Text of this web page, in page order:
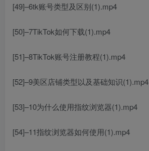
[49]–6tk账号类型及区别(1).mp4
[50]–7TikTok如何下载(1).mp4
[51]–8TikTok账号注册教程(1).mp4
[52]–9美区店铺类型以及基础知识(1).mp4
[53]–10为什么使用指纹浏览器(1).mp4
[54]–11指纹浏览器如何使用(1).mp4